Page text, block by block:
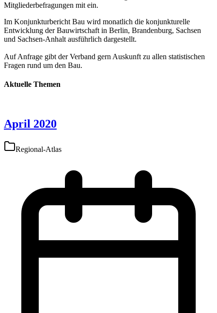
Mitgliederbefragungen mit ein.
Im Konjunkturbericht Bau wird monatlich die konjunkturelle
Entwicklung der Bauwirtschaft in Berlin, Brandenburg, Sachsen
und Sachsen-Anhalt ausführlich dargestellt.
Auf Anfrage gibt der Verband gern Auskunft zu allen statistischen
Fragen rund um den Bau.
Aktuelle Themen
April 2020
Regional-Atlas